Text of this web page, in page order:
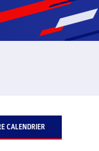
CALENDRIER